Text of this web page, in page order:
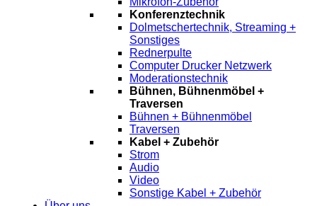
Konferenztechnik
Dolmetschertechnik, Streaming +
Sonstiges
Rednerpulte
Computer Drucker Netzwerk
Moderationstechnik
Bühnen, Bühnenmöbel +
Traversen
Bühnen + Bühnenmöbel
Traversen
Kabel + Zubehör
Strom
Audio
Video
Sonstige Kabel + Zubehör